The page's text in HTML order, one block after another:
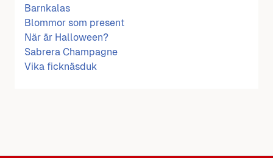
Barnkalas
Blommor som present
När är Halloween?
Sabrera Champagne
Vika ficknäsduk